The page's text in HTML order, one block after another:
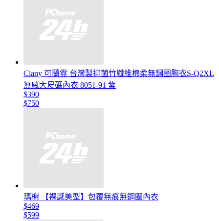
Clany 可蘭霓 台灣製抑菌竹纖維棉柔無鋼圈胸衣S-Q2XL
無感大尺碼內衣 8051-91 紫
$390
$750
瑪榭 【裸感美型】包覆無痕無鋼圈內衣
$469
$599